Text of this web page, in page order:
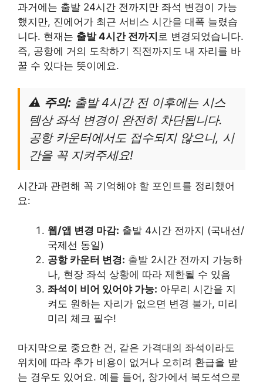
과거에는 출발 24시간 전까지만 좌석 변경이 가능
했지만, 진에어가 최근 서비스 시간을 대폭 늘렸습
니다. 현재는 출발 4시간 전까지 로 변경되었습니다.
즉, 공항에 거의 도착하기 직전까지도 내 자리를 바
꿀 수 있다는 뜻이에요.
⚠️ 주의: 출발 4시간 전 이후에는 시스
템상 좌석 변경이 완전히 차단됩니다.
공항 카운터에서도 접수되지 않으니, 시
간을 꼭 지켜주세요!
시간과 관련해 꼭 기억해야 할 포인트를 정리했어
요:
웹/앱 변경 마감: 출발 4시간 전까지 (국내선/
국제선 동일)
공항 카운터 변경: 출발 2시간 전까지 가능하
나, 현장 좌석 상황에 따라 제한될 수 있음
좌석이 비어 있어야 가능: 아무리 시간을 지
켜도 원하는 자리가 없으면 변경 불가, 미리
미리 체크 필수!
마지막으로 중요한 건, 같은 가격대의 좌석이라도
위치에 따라 추가 비용이 없거나 오히려 환급을 받
는 경우도 있어요. 예를 들어, 창가에서 복도석으로